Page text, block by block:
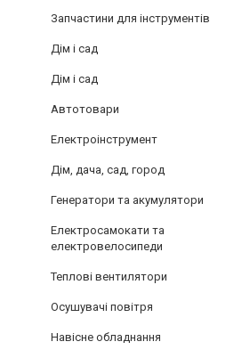
Запчастини для інструментів
Дім і сад
Дім і сад
Автотовари
Електроінструмент
Дім, дача, сад, город
Генератори та акумулятори
Електросамокати та
електровелосипеди
Теплові вентилятори
Осушувачі повітря
Навісне обладнання